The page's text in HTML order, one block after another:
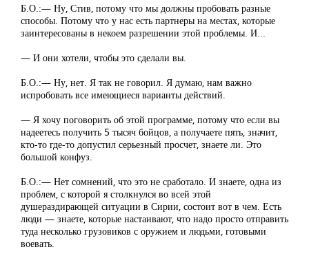
Б.О.:— Ну, Стив, потому что мы должны пробовать разные
способы. Потому что у нас есть партнеры на местах, которые
заинтересованы в некоем разрешении этой проблемы. И...
— И они хотели, чтобы это сделали вы.
Б.О.:— Ну, нет. Я так не говорил. Я думаю, нам важно
испробовать все имеющиеся варианты действий.
— Я хочу поговорить об этой программе, потому что если вы
надеетесь получить 5 тысяч бойцов, а получаете пять, значит,
кто-то где-то допустил серьезный просчет, знаете ли. Это
большой конфуз.
Б.О.:— Нет сомнений, что это не сработало. И знаете, одна из
проблем, с которой я столкнулся во всей этой
душераздирающей ситуации в Сирии, состоит вот в чем. Есть
люди — знаете, которые настаивают, что надо просто отправить
туда несколько грузовиков с оружием и людьми, готовыми
воевать.